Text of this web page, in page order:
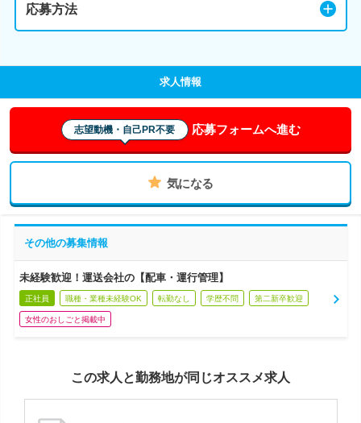
応募方法
求人情報
志望動機・自己PR不要 応募フォームへ進む
気になる
その他の募集情報
未経験歓迎！運送会社の【配車・運行管理】
正社員 職種・業種未経験OK 転勤なし 学歴不問 第二新卒歓迎
女性のおしごと掲載中
この求人と勤務地が同じオススメ求人